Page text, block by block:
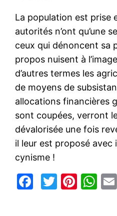
La population est prise
autorités n’ont qu’une
ceux qui dénoncent sa
propos nuisent à
d’autres termes les
de moyens de
allocations financières
sont coupées, verront
dévalorisée une fois
il leur est proposé avec
cynisme !
Facebook
Twitter